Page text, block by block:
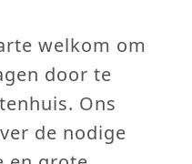
welkom om
door te
Ons
de nodige